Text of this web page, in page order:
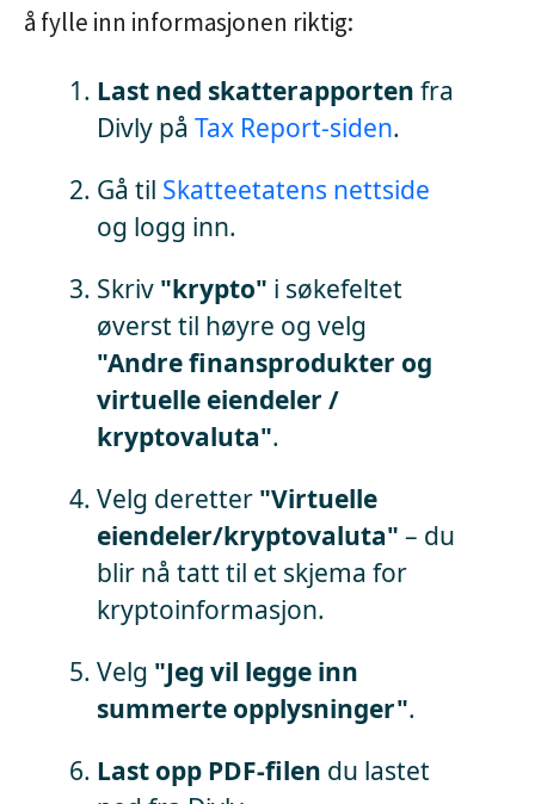
å fylle inn informasjonen riktig:
Last ned skatterapporten fra
Divly på Tax Report-siden.
Gå til Skatteetatens nettside
og logg inn.
Skriv "krypto" i søkefeltet
øverst til høyre og velg
"Andre finansprodukter og
virtuelle eiendeler /
kryptovaluta".
Velg deretter "Virtuelle
eiendeler/kryptovaluta" – du
blir nå tatt til et skjema for
kryptoinformasjon.
Velg "Jeg vil legge inn
summerte opplysninger".
Last opp PDF-filen du lastet